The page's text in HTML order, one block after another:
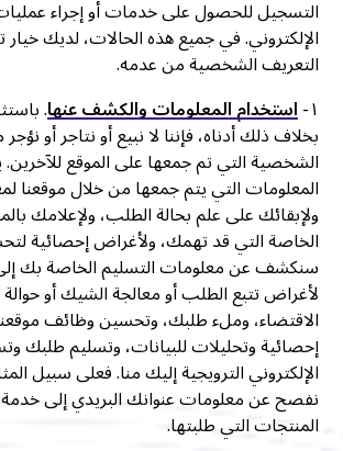
التسجيل للحصول على خدمات أو إجراء
الإلكتروني. في جميع هذه الحالات، لديك خيار
التعريف الشخصية من عدمه.
١- استخدام المعلومات والكشف عنها.
بخلاف ذلك أدناه، فإننا لا نبيع أو نتاجر أو
الشخصية التي تم جمعها على الموقع
المعلومات التي يتم جمعها من خلال موقعنا
ولإبقائك على علم بحالة الطلب، ولإعلامك
الخاصة التي قد تهمك، ولأغراض إحصائية
سنكشف عن معلومات التسليم الخاصة بك
لأغراض تتبع الطلب أو معالجة الشيك أو
الاقتضاء، وملء طلبك، وتحسين وظائف
إحصائية وتحليلات للبيانات، وتسليم طلبك
الإلكتروني الترويجية إليك منا. فعلى سبيل
نفصح عن معلومات عنوانك البريدي إلى
المنتجات التي طلبتها.